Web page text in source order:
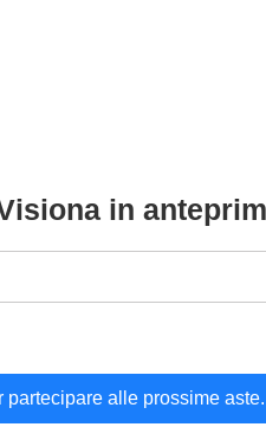
in
partecipare alle prossime aste.